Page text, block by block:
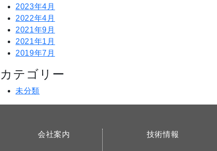
2023年4月
2022年4月
2021年9月
2021年1月
2019年7月
カテゴリー
未分類
会社案内 技術情報